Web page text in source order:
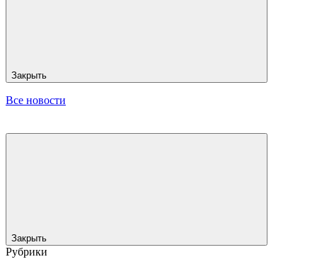
Закрыть
Все новости
Закрыть
Рубрики